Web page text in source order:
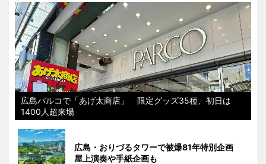
広島パルコで「あげ太商店」 限定グッズ35種、初日は
1400人超来場
広島・おりづるタワーで被爆81年特別企画
屋上演奏や手紙企画も